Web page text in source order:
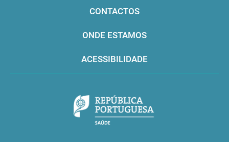
CONTACTOS
ONDE ESTAMOS
ACESSIBILIDADE